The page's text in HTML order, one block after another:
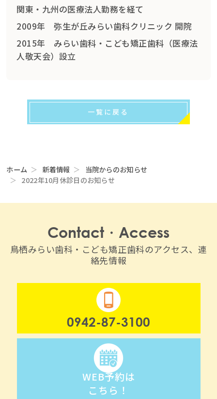
関東・九州の医療法人勤務を経て
2009年 弥生が丘みらい歯科クリニック 開院
2015年 みらい歯科・こども矯正歯科（医療法
人敬天会）設立
一覧に戻る
ホーム 新着情報
当院からのお知らせ
2022年10月休診日のお知らせ
Contact・Access
鳥栖みらい歯科・こども矯正歯科のアクセス、連
絡先情報
0942-87-3100
WEB予約は
こちら！